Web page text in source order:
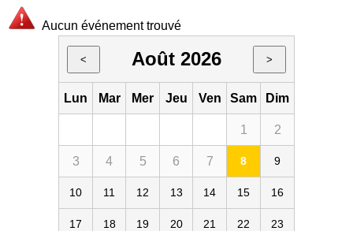
Aucun événement trouvé
< Août 2026 >
Lun Mar Mer Jeu Ven Sam Dim
1 2
3 4 5 6 7 8 9
10 11 12 13 14 15 16
17 18 19 20 21 22 23